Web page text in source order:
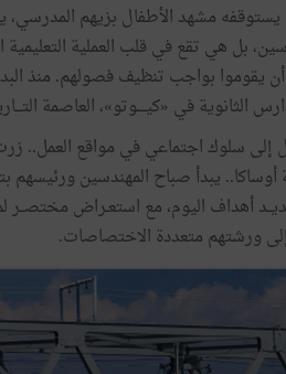
يستوقفه مشهد الأطفال بزيهم المدرسي،
بل هي تقع في قلب العملية التعليمية
أن يقوموا بواجب تنظيف فصولهم. منذ
الثانوية في «كيــــوتو»، العاصمة
إلى سلوكاجتماعي في مواقع العمل..
أوساكا.. يبدأ صباح المهندسين ورئيسهم
أهداف اليوم، مع استعـراض مختصــر
ورشتهم متعددة الاختصاصات.